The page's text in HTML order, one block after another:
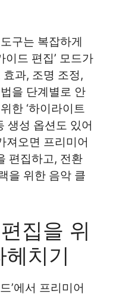
구는 복잡하게
이드 편집’ 모드가
과, 조명 조정,
을 단계별로 안
한 ‘하이라이트
생성 옵션도 있어
져오면 프리미어
편집하고, 전환
을 위한 음악 클
집을 위
치기
’에서 프리미어